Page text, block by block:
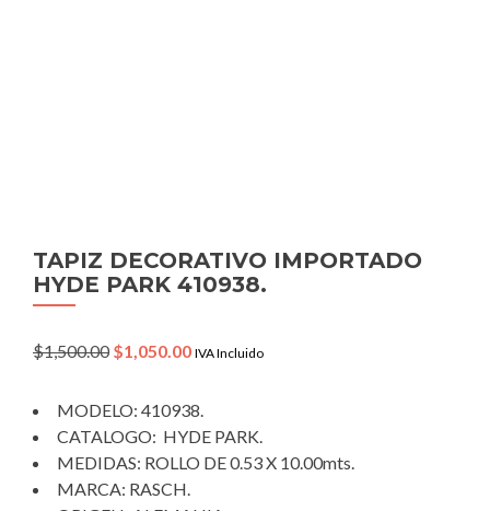
TAPIZ DECORATIVO IMPORTADO
HYDE PARK 410938.
$1,500.00 Original
$1,500.00.
$1,050.00Current
$1,050.00.
IVA Incluido
MODELO: 410938.
CATALOGO: HYDE PARK.
MEDIDAS: ROLLO DE 0.53 X 10.00mts.
MARCA: RASCH.